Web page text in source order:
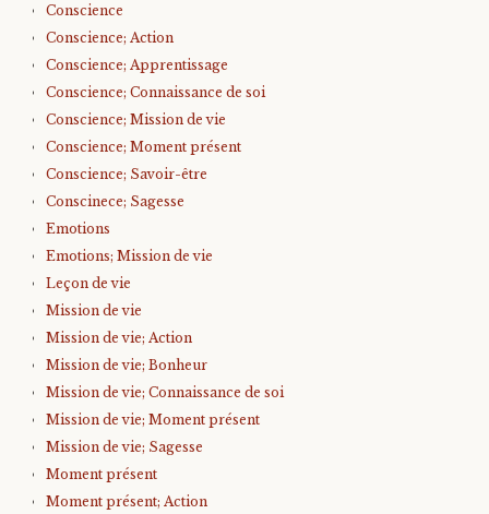
Conscience
Conscience; Action
Conscience; Apprentissage
Conscience; Connaissance de soi
Conscience; Mission de vie
Conscience; Moment présent
Conscience; Savoir-être
Conscinece; Sagesse
Emotions
Emotions; Mission de vie
Leçon de vie
Mission de vie
Mission de vie; Action
Mission de vie; Bonheur
Mission de vie; Connaissance de soi
Mission de vie; Moment présent
Mission de vie; Sagesse
Moment présent
Moment présent; Action